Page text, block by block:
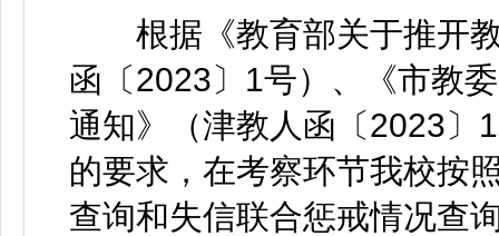
根据《教育部关于推开教
函〔2023〕1号）、《市教
通知》（津教人函〔2023〕
的要求，在考察环节我校按
查询和失信联合惩戒情况查